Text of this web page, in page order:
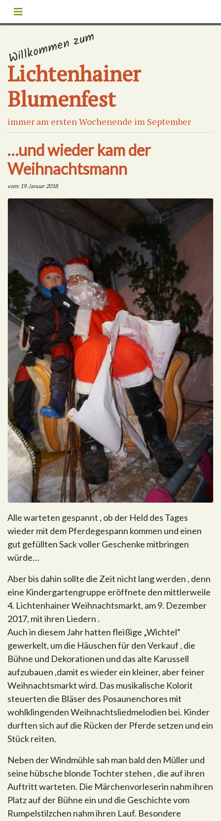
Willkommen zum
Lichtenhainer
Blumenfest
immer am ersten Wochenende im September
…und wieder kam der
Weihnachtsmann
vom: 19. Januar 2018
Alle warteten gespannt , ob der Held des Tages
wieder mit dem Pferdegespann kommen und einen
gut gefüllten Sack voller Geschenke mitbringen
würde…
Aber bis dahin sollte die Zeit nicht lang werden , denn
eine Kindergartengruppe eröffnete den mittlerweile
4. Lichtenhainer Weihnachtsmarkt, am 9. Dezember
2017, mit ihren Liedern .
Auch in diesem Jahr hatten fleißige „Wichtel“
gewerkelt, um die Häuschen für den Verkauf , die
Bühne und Dekorationen und das alte Karussell
aufzubauen ,damit es wieder ein kleiner, aber feiner
Weihnachtsmarkt wird. Das musikalische Kolorit
steuerten die Bläser des Posaunenchores mit
wohlklingenden Weihnachtsliedmelodien bei. Kinder
durften sich auf die Rücken der Pferde setzen und ein
Stück reiten.
Neben der Windmühle sah man bald den Müller und
seine hübsche blonde Tochter stehen , die auf ihren
Auftritt warteten. Die Märchenvorleserin nahm ihren
Platz auf der Bühne ein und die Geschichte vom
Rumpelstilzchen nahm ihren Lauf. Besondere